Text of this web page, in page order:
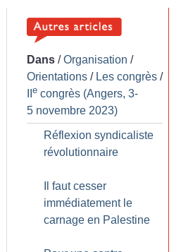
Dans /Organisation /
Orientations / Les congrès /
e congrès (Angers, 3-
5 novembre 2023)
Réflexion syndicaliste
révolutionnaire
Il faut cesser
immédiatement le
carnage en Palestine